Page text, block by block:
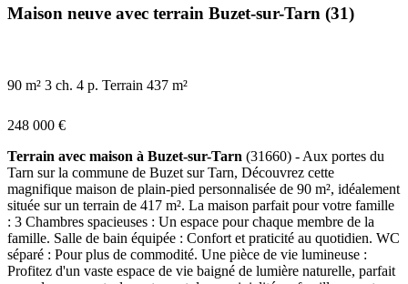
Maison neuve avec terrain Buzet-sur-Tarn (31)
90 m² 3 ch. 4 p. Terrain 437 m²
248 000 €
Terrain avec maison à Buzet-sur-Tarn (31660) - Aux portes du
Tarn sur la commune de Buzet sur Tarn, Découvrez cette
magnifique maison de plain-pied personnalisée de 90 m², idéalement
située sur un terrain de 417 m². La maison parfait pour votre famille
: 3 Chambres spacieuses : Un espace pour chaque membre de la
famille. Salle de bain équipée : Confort et praticité au quotidien. WC
séparé : Pour plus de commodité. Une pièce de vie lumineuse :
Profitez d'un vaste espace de vie baigné de lumière naturelle, parfait